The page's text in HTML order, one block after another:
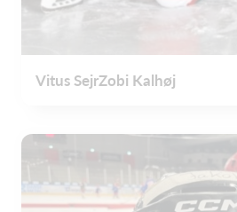
Vitus SejrZobi Kalhøj